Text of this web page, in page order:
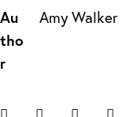
Au
tho
r
Amy Walker